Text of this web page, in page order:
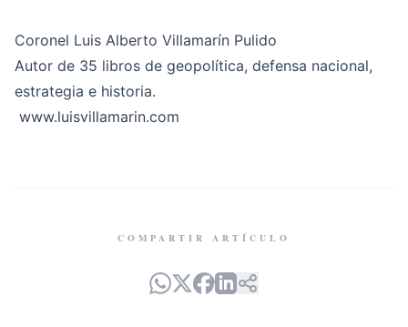
Coronel Luis Alberto Villamarín Pulido
Autor de 35 libros de geopolítica, defensa nacional,
estrategia e historia.
www.luisvillamarin.com
COMPARTIR ARTÍCULO